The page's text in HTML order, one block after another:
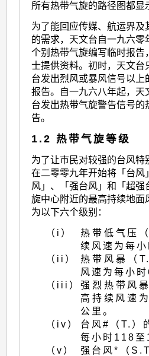
所有热带气旋的路径图都显
为了能回应传媒、航运界及
的需求，天文台自一九六零
个别热带气旋编写临时报告
士提供资料。初时，天文台
台发出烈风或暴风信号以上
报告。自一九六八年起，天
台发出热带气旋警告信号的
告。
1.2 热带气旋等级
为了让市民对较强的台风特
在二零零九年开始将「台风
风」、「强台风」和「超强
旋中心附近的最高持续地面
为以下六个级别：
（i）
热带低气压
续风速为每
（ii）
热带风暴（
风速为每小
（iii）强烈热带风
高持续风速
公里。
（iv）
台风#（T.）
每小时118至
（v）
强台风*（